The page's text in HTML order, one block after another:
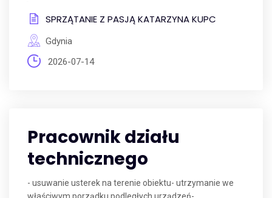
SPRZĄTANIE Z PASJĄ KATARZYNA KUPC
Gdynia
2026-07-14
Pracownik działu
technicznego
- usuwanie usterek na terenie obiektu- utrzymanie we